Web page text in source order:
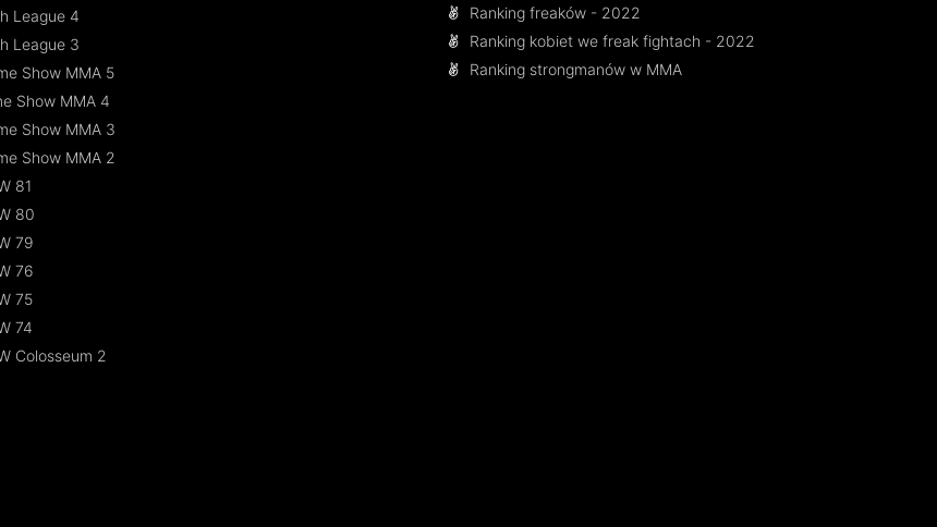
League 4
League 3
Show MMA 5
Show MMA 4
Show MMA 3
Show MMA 2
81
80
79
76
75
74
Colosseum 2
Ranking freaków - 2022
Ranking kobiet we freak fightach - 2022
Ranking strongmanów w MMA